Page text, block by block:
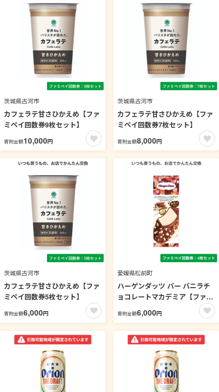
茨城県古河市
カフェラテ甘さひかえめ【ファ
ミペイ回数券9枚セット】
寄附金額10,000円
茨城県古河市
カフェラテ甘さひかえめ【ファ
ミペイ回数券7枚セット】
寄附金額8,000円
茨城県古河市
カフェラテ甘さひかえめ【ファ
ミペイ回数券5枚セット】
寄附金額6,000円
愛媛県松前町
ハーゲンダッツ バー バニラチ
ョコレートマカデミア【ファミ
寄附金額6,000円